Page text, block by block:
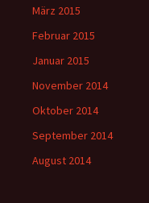
März 2015
Februar 2015
Januar 2015
November 2014
Oktober 2014
September 2014
August 2014